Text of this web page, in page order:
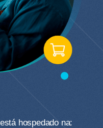
hospedado na: